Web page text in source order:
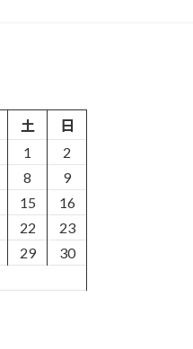
土
日
1
2
8
9
15
16
22
23
29
30